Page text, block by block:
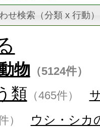
せ検索（分類 x 行動）
物 （5124件）
類 （465件）
）
ウシ・シカ